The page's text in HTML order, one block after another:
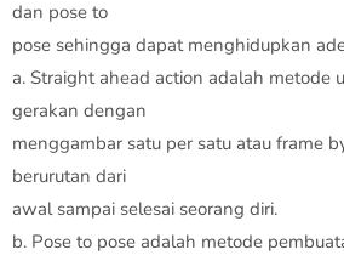
dan pose to
pose sehingga dapat menghidupkan
a. Straight ahead action adalah metode
gerakan dengan
menggambar satu per satu atau frame
berurutan dari
awal sampai selesai seorang diri.
b. Pose to pose adalah metode